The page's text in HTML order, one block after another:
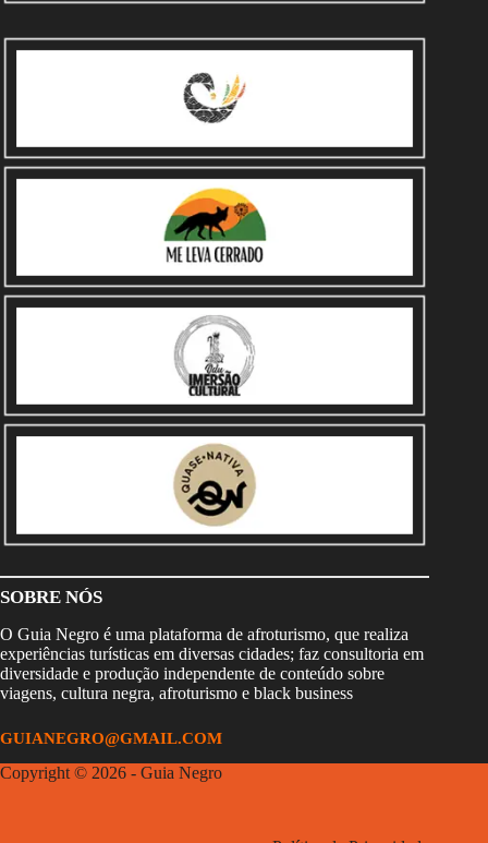
SOBRE NÓS
O Guia Negro é uma plataforma de afroturismo, que realiza
experiências turísticas em diversas cidades; faz consultoria em
diversidade e produção independente de conteúdo sobre
viagens, cultura negra, afroturismo e black business
GUIANEGRO@GMAIL.COM
Copyright © 2026 - Guia Negro